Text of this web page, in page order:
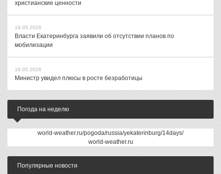
христианские ценности
19.05.2026
Власти Екатеринбурга заявили об отсутствии планов по
мобилизации
18.05.2026
Министр увидел плюсы в росте безработицы
Погода на неделю
world-weather.ru/pogoda/russia/yekaterinburg/14days/
world-weather.ru
Популярные новости